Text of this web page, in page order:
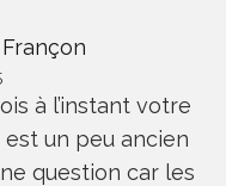
à l’instant votre
est un peu ancien
question car les